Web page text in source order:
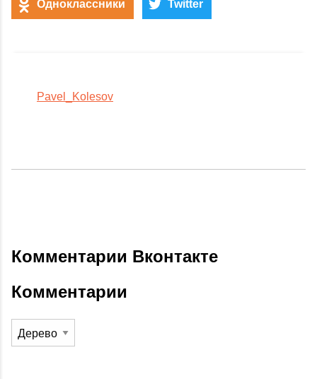
Одноклассники Twitter
Pavel_Kolesov
Комментарии Вконтакте
Комментарии